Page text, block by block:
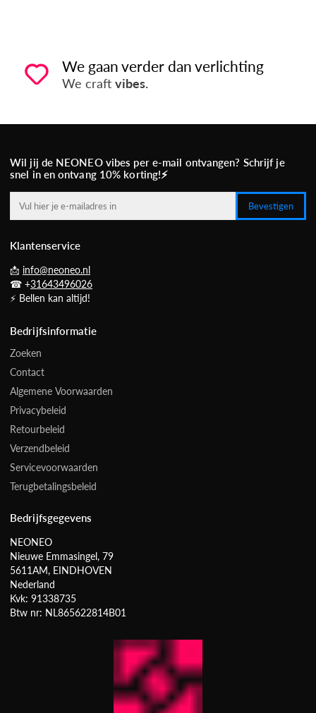
We gaan verder dan verlichting
We craft vibes.
Wil jij de NEONEO vibes per e-mail ontvangen? Schrijf je
snel in en ontvang 10% korting!⚡️
Bevestigen
Klantenservice
📩 info@neoneo.nl
☎ +31643496026
⚡ Bellen kan altijd!
Bedrijfsinformatie
Zoeken
Contact
Algemene Voorwaarden
Privacybeleid
Retourbeleid
Verzendbeleid
Servicevoorwaarden
Terugbetalingsbeleid
Bedrijfsgegevens
NEONEO
Nieuwe Emmasingel, 79
5611AM, EINDHOVEN
Nederland
Kvk: 91338735
Btw nr: NL865622814B01